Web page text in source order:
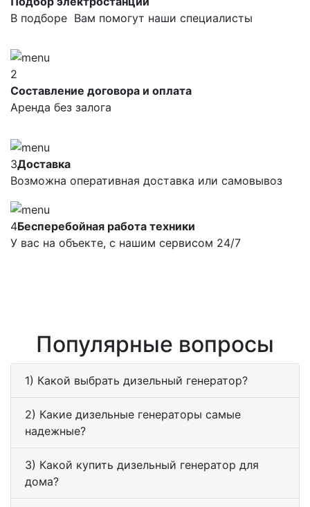
В подборе Вам помогут наши специалисты
2
Составление договора и оплата
Аренда без залога
3Доставка
Возможна оперативная доставка или самовывоз
4Бесперебойная работа техники
У вас на объекте, с нашим сервисом 24/7
Популярные вопросы
1) Какой выбрать дизельный генератор?
2) Какие дизельные генераторы самые
надежные?
3) Какой купить дизельный генератор для
дома?